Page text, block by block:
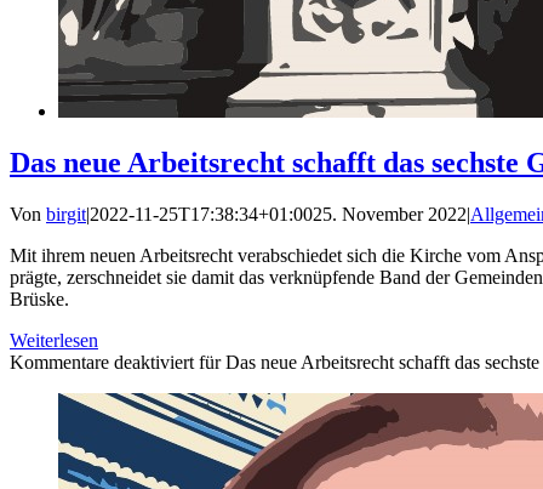
Das neue Arbeitsrecht schafft das sechste
Von birgit|2022-11-25T17:38:34+01:0025. November 2022|
Mit ihrem neuen Arbeitsrecht verabschiedet sich die Kirche vom
prägte, zerschneidet sie damit das verknüpfende Band der
Brüske.
Weiterlesen
Kommentare deaktiviert für Das neue Arbeitsrecht schafft das